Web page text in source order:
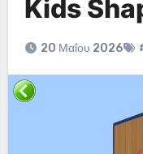
Kids
20 Μαΐου 2026